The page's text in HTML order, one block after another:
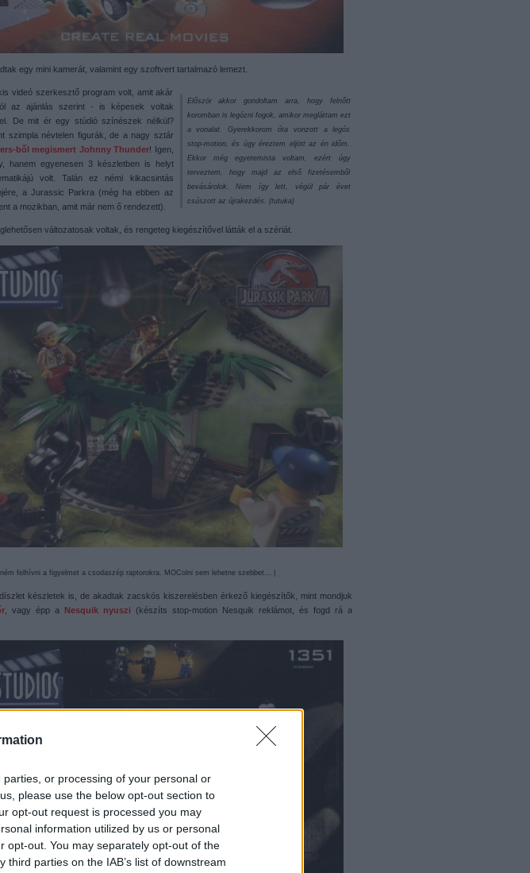
or processing of your personal or
please use the below opt-out section to
opt-out request is processed you may
information utilized by us or personal
opt-out. You may separately opt-out of the
parties on the IAB’s list of downstream
egy mini kamerát, valamint egy szoftvert tartalmazó lemezt.
Először akkor gondoltam arra, hogy felnőtt
koromban is legózni fogok, amikor megláttam ezt
a vonalat. Gyerekkorom óta vonzott a legós
stop-motion, és úgy éreztem eljött az én időm.
Ekkor még egyetemista voltam, ezért úgy
terveztem, hogy majd az első fizetésemből
bevásárolok. Nem így lett, végül pár évet
csúszott az újrakezdés. (tutuka)
videó szerkesztő program volt, amit akár
az ajánlás szerint - is képesek voltak
De mit ér egy stúdió színészek nélkül?
szimpla névtelen figurák, de a nagy sztár
ből megismert Johnny Thunder! Igen,
hanem egyenesen 3 készletben is helyt
volt. Talán ez némi kikacsintás
a Jurassic Parkra (még ha ebben az
a mozikban, amit már nem ő rendezett).
változatosak voltak, és rengeteg kiegészítővel látták el a szériát.
felhívni a figyelmet a csodaszép raptorokra. MOColni sem lehetne szebbet... |
készletek is, de akadtak zacskós kiszerelésben érkező kiegészítők, mint mondjuk
, vagy épp a Nesquik nyuszi (készíts stop-motion Nesquik reklámot, és fogd rá a